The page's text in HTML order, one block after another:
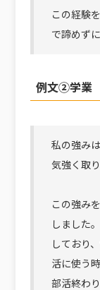
この経験
で諦めず
例文②学業
私の強み
気強く取
この強み
しました
しており
活に使う
部活終わ